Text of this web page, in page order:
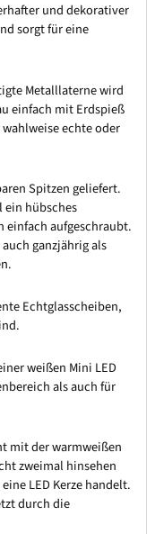
und dekorativer
sorgt für eine
Metalllaterne wird
einfach mit Erdspieß
echte oder
Spitzen geliefert.
ein hübsches
einfach aufgeschraubt.
ganzjährig als
Echtglasscheiben,
weißen Mini LED
als auch für
mit der warmweißen
zweimal hinsehen
LED Kerze handelt.
durch die